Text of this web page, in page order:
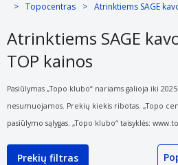
Topocentras Atrinktiems SAGE
Atrinktiems SAGE
TOP kainos
Pasiūlymas „Topo klubo“ nariams galioja iki
nesumuojamos. Prekių kiekis ribotas. „Topo
pasiūlymo sąlygas. „Topo klubo“ taisyklės:
Prekių filtras